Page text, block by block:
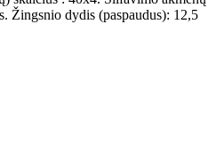
Žingsnio dydis (paspaudus): 12,5